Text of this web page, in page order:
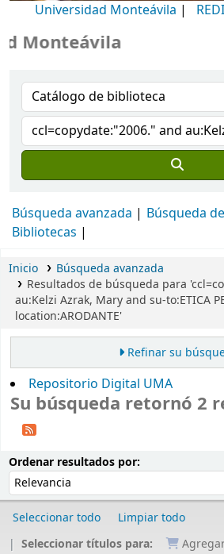
Universidad Monteávila |
Búsqueda avanzada
Búsqueda
Bibliotecas
Inicio
Búsqueda avanzada
Resultados de búsqueda para
au:Kelzi Azrak, Mary and su-to:ETICA
location:ARODANTE'
Refinar su
Repositorio Digital UMA
Su búsqueda retornó 2
Ordenar resultados por:
Seleccionar todo
Limpiar todo
Seleccionar títulos para: